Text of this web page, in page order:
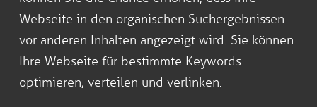
Webseite in den organischen Suchergebnissen
vor anderen Inhalten angezeigt wird. Sie können
Ihre Webseite für bestimmte Keywords
optimieren, verteilen und verlinken.